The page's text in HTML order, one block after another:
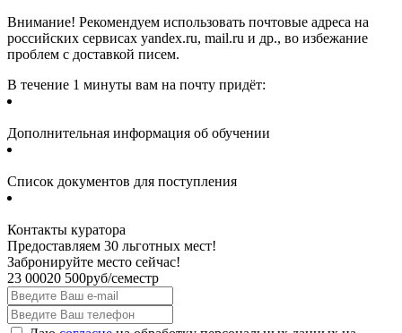
Внимание! Рекомендуем использовать почтовые адреса на
российских сервисах yandex.ru, mail.ru и др., во избежание
проблем с доставкой писем.
В течение 1 минуты вам на почту придёт:
Дополнительная информация об обучении
Список документов для поступления
Контакты куратора
Предоставляем 30 льготных мест!
Забронируйте место сейчас!
23 00020 500руб/семестр